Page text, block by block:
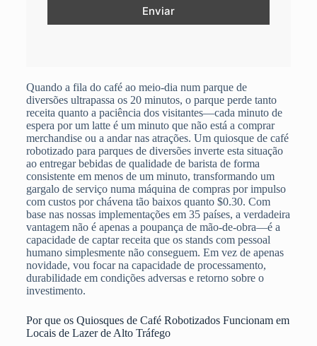
Enviar
Quando a fila do café ao meio-dia num parque de
diversões ultrapassa os 20 minutos, o parque perde tanto
receita quanto a paciência dos visitantes—cada minuto de
espera por um latte é um minuto que não está a comprar
merchandise ou a andar nas atrações. Um quiosque de café
robotizado para parques de diversões inverte esta situação
ao entregar bebidas de qualidade de barista de forma
consistente em menos de um minuto, transformando um
gargalo de serviço numa máquina de compras por impulso
com custos por chávena tão baixos quanto $0.30. Com
base nas nossas implementações em 35 países, a verdadeira
vantagem não é apenas a poupança de mão-de-obra—é a
capacidade de captar receita que os stands com pessoal
humano simplesmente não conseguem. Em vez de apenas
novidade, vou focar na capacidade de processamento,
durabilidade em condições adversas e retorno sobre o
investimento.
Por que os Quiosques de Café Robotizados Funcionam em
Locais de Lazer de Alto Tráfego